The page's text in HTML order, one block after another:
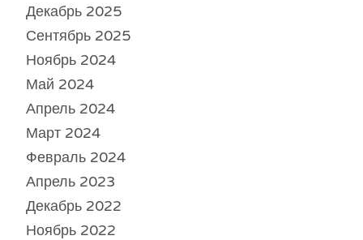
Декабрь 2025
Сентябрь 2025
Ноябрь 2024
Май 2024
Апрель 2024
Март 2024
Февраль 2024
Апрель 2023
Декабрь 2022
Ноябрь 2022